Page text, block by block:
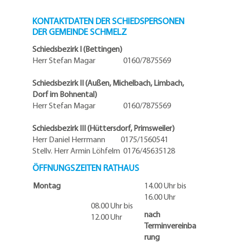
KONTAKTDATEN DER SCHIEDSPERSONEN
DER GEMEINDE SCHMELZ
Schiedsbezirk I (Bettingen)
Herr Stefan Magar 0160/7875569
Schiedsbezirk II (Außen, Michelbach, Limbach,
Dorf im Bohnental)
Herr Stefan Magar 0160/7875569
Schiedsbezirk III (Hüttersdorf, Primsweiler)
Herr Daniel Herrmann 0175/1560541
Stellv. Herr Armin Löhfelm 0176/45635128
ÖFFNUNGSZEITEN RATHAUS
Montag
08.00 Uhr bis
12.00 Uhr
14.00 Uhr bis
16.00 Uhr
nach
Terminvereinba
rung